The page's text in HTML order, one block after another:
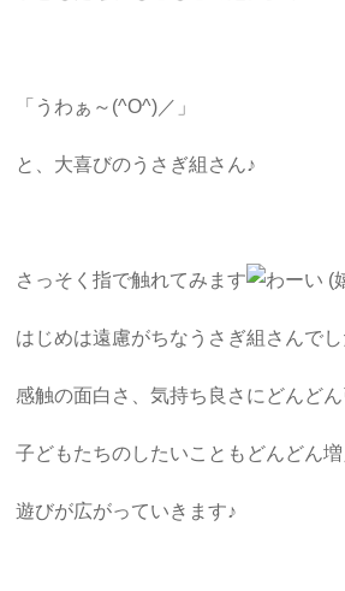
「うわぁ～(^O^)／」
と、大喜びのうさぎ組さん♪
さっそく指で触れてみます
はじめは遠慮がちなうさぎ組さんで
感触の面白さ、気持ち良さにどんど
子どもたちのしたいこともどんどん
遊びが広がっていきます♪